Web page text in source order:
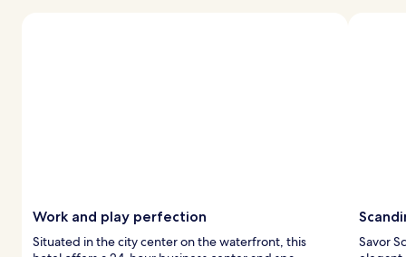
Work and play perfection
Situated in the city center on the waterfront, this
Savor